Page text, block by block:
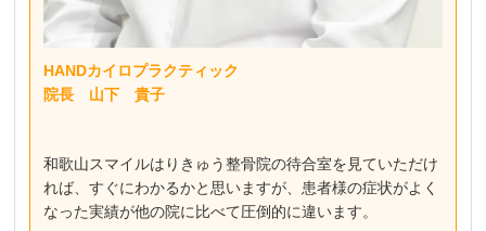
HANDカイロプラクティック
院長 山下 貴子
和歌山スマイルはりきゅう整骨院の待合室を見ていただけ
れば、すぐにわかるかと思いますが、患者様の症状がよく
なった実績が他の院に比べて圧倒的に違います。